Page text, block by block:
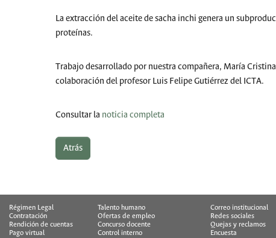
La extracción del aceite de sacha inchi genera un
proteínas.
Trabajo desarrollado por nuestra compañera, María
colaboración del profesor Luis Felipe Gutiérrez del ICTA.
Consultar la noticia completa
Atrás
Régimen Legal
Talento humano
Contratación
Ofertas de empleo
Rendición de cuentas
Concurso docente
Pago virtual
Control interno
Correo institucional
Redes sociales
Quejas y reclamos
Encuesta